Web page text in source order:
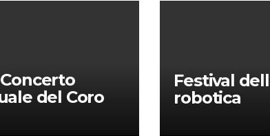
del Coro
in gloria” di
Festival
robotica